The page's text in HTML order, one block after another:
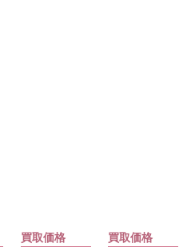
買取価格 買取価格